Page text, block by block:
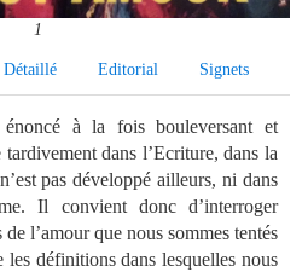
1
Détaillé Editorial Signets
à la fois bouleversant et
dans l’Ecriture, dans la
pas développé ailleurs, ni dans
Il convient donc d’interroger
l’amour que nous sommes tentés
définitions dans lesquelles nous